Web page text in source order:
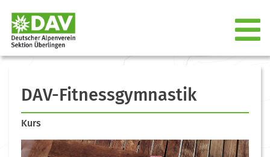
DAV-Fitnessgymnastik
Kurs